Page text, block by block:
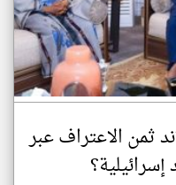
ثمن الاعتراف عبر